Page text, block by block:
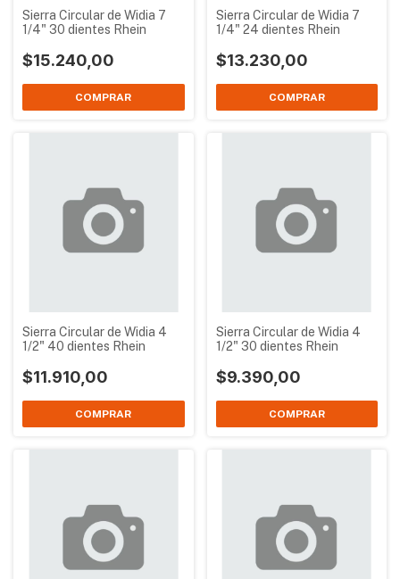
Sierra Circular de Widia 7
1/4" 30 dientes Rhein
$15.240,00
Sierra Circular de Widia 7
1/4" 24 dientes Rhein
$13.230,00
Sierra Circular de Widia 4
1/2" 40 dientes Rhein
$11.910,00
Sierra Circular de Widia 4
1/2" 30 dientes Rhein
$9.390,00